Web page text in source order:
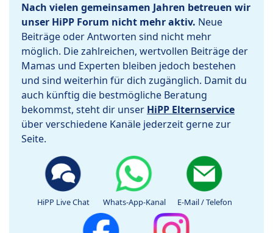
Nach vielen gemeinsamen Jahren betreuen wir
unser HiPP Forum nicht mehr aktiv. Neue
Beiträge oder Antworten sind nicht mehr
möglich. Die zahlreichen, wertvollen Beiträge der
Mamas und Experten bleiben jedoch bestehen
und sind weiterhin für dich zugänglich. Damit du
auch künftig die bestmögliche Beratung
bekommst, steht dir unser HiPP Elternservice
über verschiedene Kanäle jederzeit gerne zur
Seite.
HiPP Live Chat Whats-App-Kanal E-Mail / Telefon